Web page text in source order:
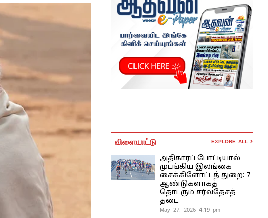
விளையாட்டு EXPLORE ALL
அதிகாரப் போட்டியால்
முடங்கிய இலங்கை
சைக்கிளோட்டத் துறை: 7
ஆண்டுகளாகத்
தொடரும் சர்வதேசத்
தடை
May 27, 2026 4:19 pm